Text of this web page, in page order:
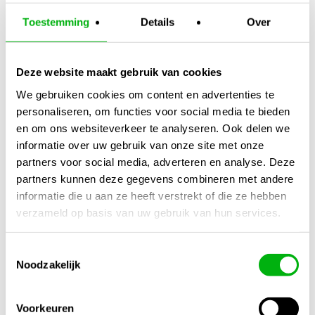
Toestemming Details Over
Deze website maakt gebruik van cookies
We gebruiken cookies om content en advertenties te
personaliseren, om functies voor social media te bieden
en om ons websiteverkeer te analyseren. Ook delen we
informatie over uw gebruik van onze site met onze
partners voor social media, adverteren en analyse. Deze
partners kunnen deze gegevens combineren met andere
informatie die u aan ze heeft verstrekt of die ze hebben
verzameld op basis van uw gebruik van hun services.
Noodzakelijk
Voorkeuren
Gebruik:Zaailingen, stekken, autoflowering planten
Atami Janeco Lightmix 50L biedt jouw planten eenveilig,
stabiel en luchtig groeimediumvoor eenkrachtige start
en gezonde ontwikkeling.
Meer lucht. Meer voeding. Meer wortels. Meer groei. Meer
oogst.
ATAMI – de slimme keuze voor een succesvolle start!
Kijk ook naar:
https://unigarden.nl/product-category/alles-